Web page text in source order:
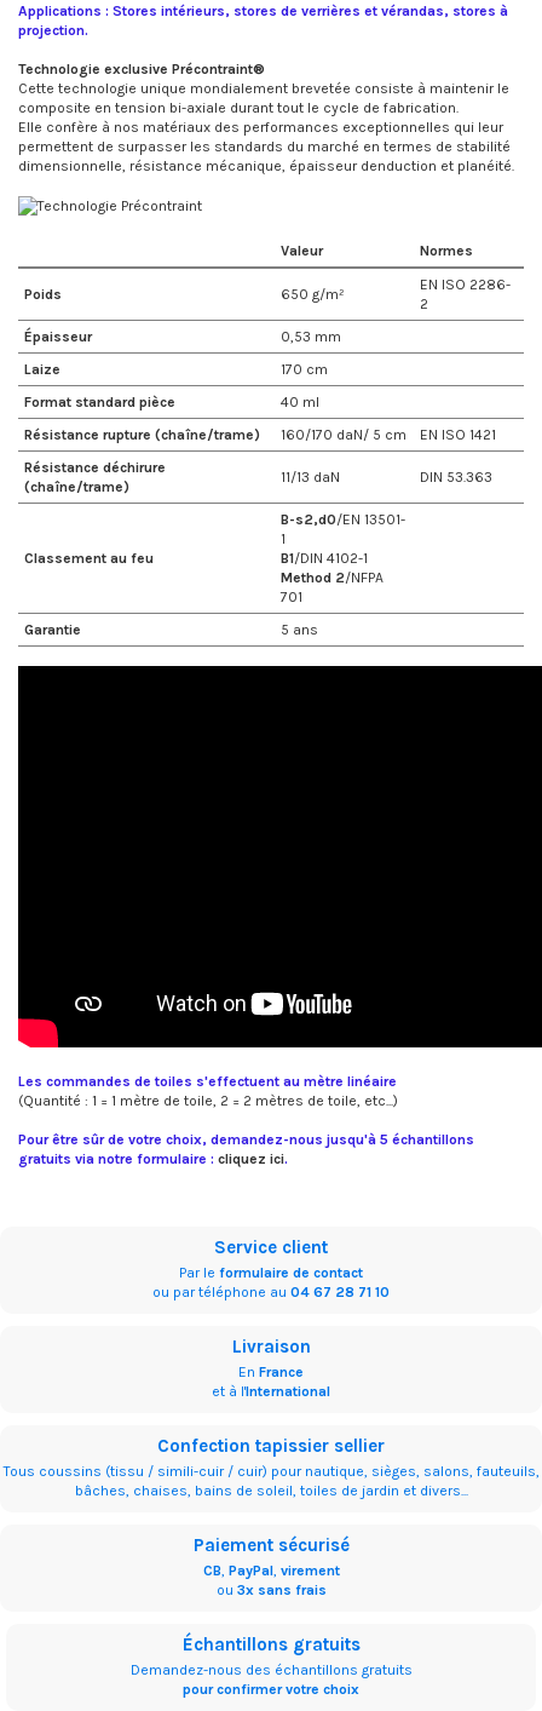
Applications : Stores intérieurs, stores de verrières et vérandas, stores à
projection.
Technologie exclusive Précontraint®
Cette technologie unique mondialement brevetée consiste à maintenir le
composite en tension bi-axiale durant tout le cycle de fabrication.
Elle confère à nos matériaux des performances exceptionnelles qui leur
permettent de surpasser les standards du marché en termes de stabilité
dimensionnelle, résistance mécanique, épaisseur denduction et planéité.
Valeur Normes
Poids 650 g/m²
EN ISO 2286-
2
Épaisseur
0,53 mm
Laize
170 cm
Format standard pièce
40 ml
Résistance rupture (chaîne/trame)
160/170 daN/ 5 cm
EN ISO 1421
Résistance déchirure
(chaîne/trame)
11/13 daN DIN 53.363
Classement au feu
B-s2,d0/EN 13501-
1
B1/DIN 4102-1
Method 2/NFPA
701
Garantie
5 ans
Les commandes de toiles s'effectuent au mètre linéaire
(Quantité : 1 = 1 mètre de toile, 2 = 2 mètres de toile, etc...)
Pour être sûr de votre choix, demandez-nous jusqu'à 5 échantillons
gratuits via notre formulaire : cliquez ici.
Service client
Par le formulaire de contact
ou par téléphone au 04 67 28 71 10
Livraison
En France
et à l'International
Confection tapissier sellier
Tous coussins (tissu / simili-cuir / cuir) pour nautique, sièges, salons, fauteuils,
bâches, chaises, bains de soleil, toiles de jardin et divers...
Paiement sécurisé
CB, PayPal, virement
ou 3x sans frais
Échantillons gratuits
Demandez-nous des échantillons gratuits
pour confirmer votre choix